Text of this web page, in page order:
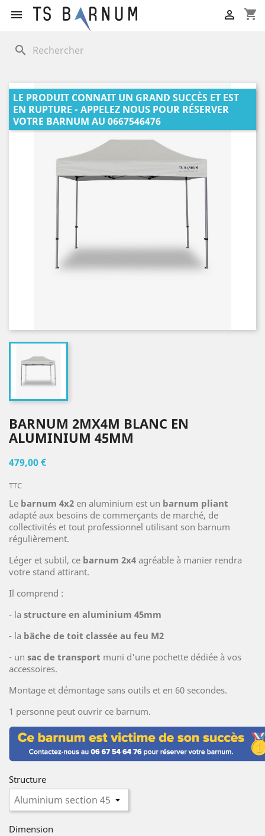
 shopping_cart

search
LE PRODUIT CONNAIT UN GRAND SUCCÈS ET EST
EN RUPTURE - APPELEZ NOUS POUR RÉSERVER
VOTRE BARNUM AU 0667546476
BARNUM 2MX4M BLANC EN
ALUMINIUM 45MM
479,00 €
TTC
Le barnum 4x2 en aluminium est un barnum pliant
adapté aux besoins de commerçants de marché, de
collectivités et tout professionnel utilisant son barnum
régulièrement.
Léger et subtil, ce barnum 2x4 agréable à manier rendra
votre stand attirant.
Il comprend :
- la structure en aluminium 45mm
- la bâche de toit classée au feu M2
- un sac de transport muni d'une pochette dédiée à vos
accessoires.
Montage et démontage sans outils et en 60 secondes.
1 personne peut ouvrir ce barnum.
Structure
Dimension